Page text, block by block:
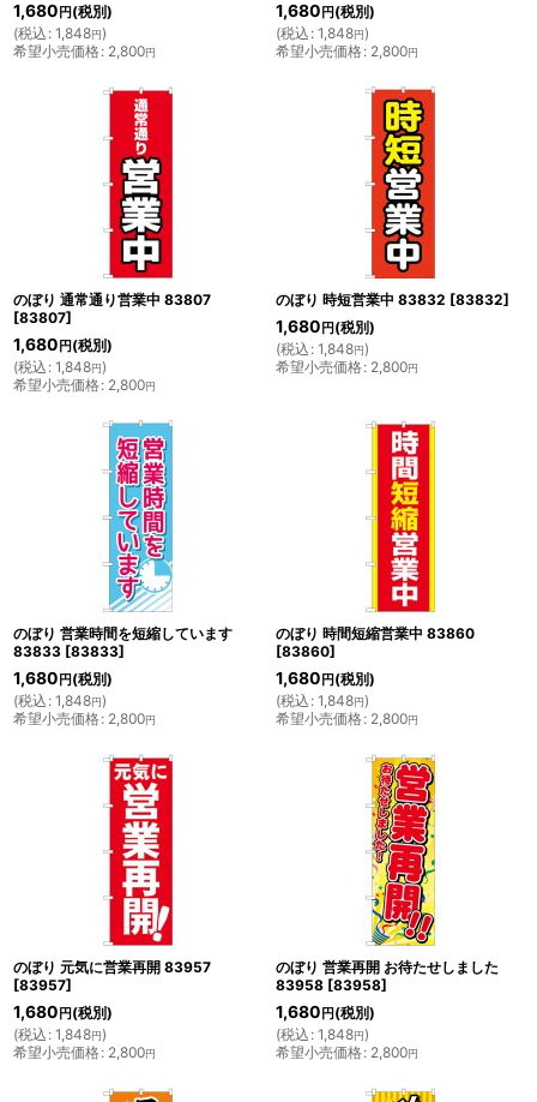
1,680 円 (税別)
(税込 : 1,848円)
希望小売価格: 2,800円
1,680 円 (税別)
(税込 : 1,848円)
希望小売価格: 2,800円
のぼり 通常通り営業中 83807
[83807]
1,680 円 (税別)
(税込 : 1,848円)
希望小売価格: 2,800円
のぼり 時短営業中 83832 [83832]
1,680 円 (税別)
(税込 : 1,848円)
希望小売価格: 2,800円
のぼり 営業時間を短縮しています
83833 [83833]
1,680 円 (税別)
(税込 : 1,848円)
希望小売価格: 2,800円
のぼり 時間短縮営業中 83860
[83860]
1,680 円 (税別)
(税込 : 1,848円)
希望小売価格: 2,800円
のぼり 元気に営業再開 83957
[83957]
1,680 円 (税別)
(税込 : 1,848円)
希望小売価格: 2,800円
のぼり 営業再開 お待たせしました
83958 [83958]
1,680 円 (税別)
(税込 : 1,848円)
希望小売価格: 2,800円